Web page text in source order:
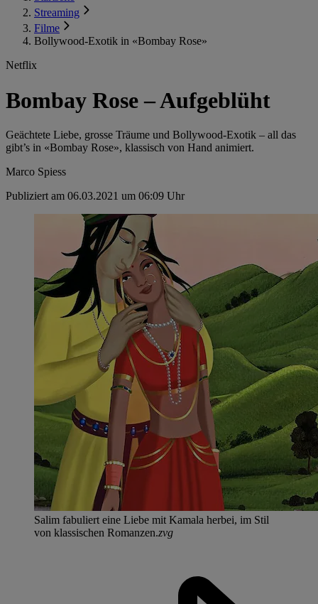
Streaming
Filme
Bollywood-Exotik in «Bombay Rose»
Netflix
Bombay Rose – Aufgeblüht
Geächtete Liebe, grosse Träume und Bollywood-Exotik – all das
gibt’s in «Bombay Rose», klassisch von Hand animiert.
Marco Spiess
Publiziert am 06.03.2021 um 06:09 Uhr
Salim fabuliert eine Liebe mit Kamala herbei, im Stil
von klassischen Romanzen.zvg